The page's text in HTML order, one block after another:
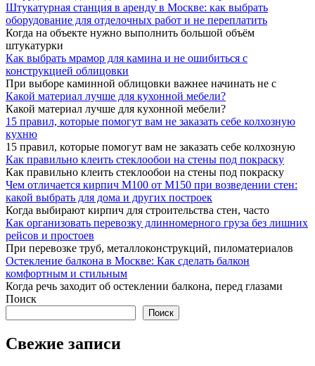
Штукатурная станция в аренду в Москве: как выбрать
оборудование для отделочных работ и не переплатить
Когда на объекте нужно выполнить большой объём
штукатурки
Как выбрать мрамор для камина и не ошибиться с
конструкцией облицовки
При выборе каминной облицовки важнее начинать не с
Какой материал лучше для кухонной мебели?
Какой материал лучше для кухонной мебели?
15 правил, которые помогут вам не заказать себе колхозную
кухню
15 правил, которые помогут вам не заказать себе колхозную
Как правильно клеить стеклообои на стены под покраску
Как правильно клеить стеклообои на стены под покраску
Чем отличается кирпич М100 от М150 при возведении стен:
какой выбрать для дома и других построек
Когда выбирают кирпич для строительства стен, часто
Как организовать перевозку длинномерного груза без лишних
рейсов и простоев
При перевозке труб, металлоконструкций, пиломатериалов
Остекление балкона в Москве: Как сделать балкон
комфортным и стильным
Когда речь заходит об остеклении балкона, перед глазами
Поиск
Поиск
Свежие записи